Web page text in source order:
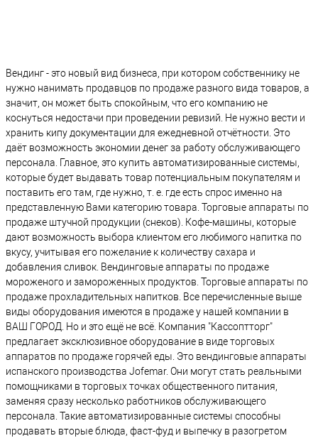
Вендинг - это новый вид бизнеса, при котором собственнику не
нужно нанимать продавцов по продаже разного вида товаров, а
значит, он может быть спокойным, что его компанию не
коснуться недостачи при проведении ревизий. Не нужно вести и
хранить кипу документации для ежедневной отчётности. Это
даёт возможность экономии денег за работу обслуживающего
персонала. Главное, это купить автоматизированные системы,
которые будет выдавать товар потенциальным покупателям и
поставить его там, где нужно, т. е. где есть спрос именно на
представленную Вами категорию товара. Торговые аппараты по
продаже штучной продукции (снеков). Кофе-машины, которые
дают возможность выбора клиентом его любимого напитка по
вкусу, учитывая его пожелание к количеству сахара и
добавления сливок. Вендинговые аппараты по продаже
мороженого и замороженных продуктов. Торговые аппараты по
продаже прохладительных напитков. Все перечисленные выше
виды оборудования имеются в продаже у нашей компании в
ВАШ ГОРОД. Но и это ещё не всё. Компания "Кассоптторг"
предлагает эксклюзивное оборудование в виде торговых
аппаратов по продаже горячей еды. Это вендинговые аппараты
испанского производства Jofemar. Они могут стать реальными
помощниками в торговых точках общественного питания,
заменяя сразу несколько работников обслуживающего
персонала. Такие автоматизированные системы способны
продавать вторые блюда, фаст-фуд и выпечку в разогретом